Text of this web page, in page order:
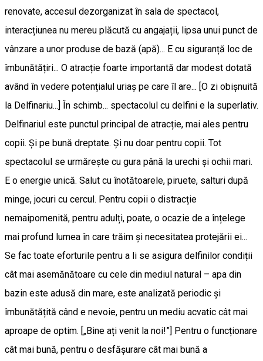
renovate, accesul dezorganizat în sala de spectacol,
interacțiunea nu mereu plăcută cu angajații, lipsa unui punct de
vânzare a unor produse de bază (apă)... E cu siguranță loc de
îmbunătățiri... O atracție foarte importantă dar modest dotată
având în vedere potențialul uriaș pe care îl are... [O zi obișnuită
la Delfinariu...] În schimb... spectacolul cu delfini e la superlativ.
Delfinariul este punctul principal de atracție, mai ales pentru
copii. Și pe bună dreptate. Și nu doar pentru copii. Tot
spectacolul se urmărește cu gura până la urechi și ochii mari.
E o energie unică. Salut cu înotătoarele, piruete, salturi după
minge, jocuri cu cercul. Pentru copii o distracție
nemaipomenită, pentru adulți, poate, o ocazie de a înțelege
mai profund lumea în care trăim și necesitatea protejării ei...
Se fac toate eforturile pentru a li se asigura delfinilor condiții
cât mai asemănătoare cu cele din mediul natural – apa din
bazin este adusă din mare, este analizată periodic și
îmbunătățită când e nevoie, pentru un mediu acvatic cât mai
aproape de optim. [„Bine ați venit la noi!”] Pentru o funcționare
cât mai bună, pentru o desfășurare cât mai bună a